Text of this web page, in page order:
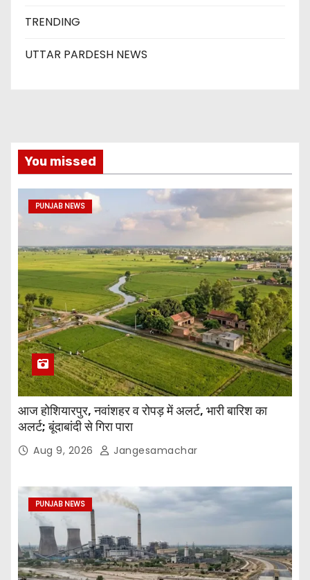
TRENDING
UTTAR PARDESH NEWS
You missed
PUNJAB NEWS
आज होशियारपुर, नवांशहर व रोपड़ में अलर्ट, भारी बारिश का
अलर्ट; बूंदाबांदी से गिरा पारा
Aug 9, 2026 Jangesamachar
PUNJAB NEWS